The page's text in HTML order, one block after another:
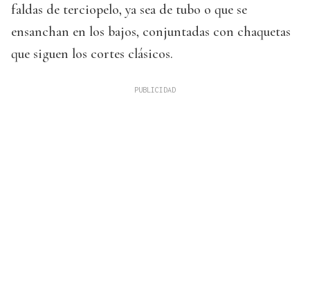
faldas de terciopelo, ya sea de tubo o que se
ensanchan en los bajos, conjuntadas con chaquetas
que siguen los cortes clásicos.